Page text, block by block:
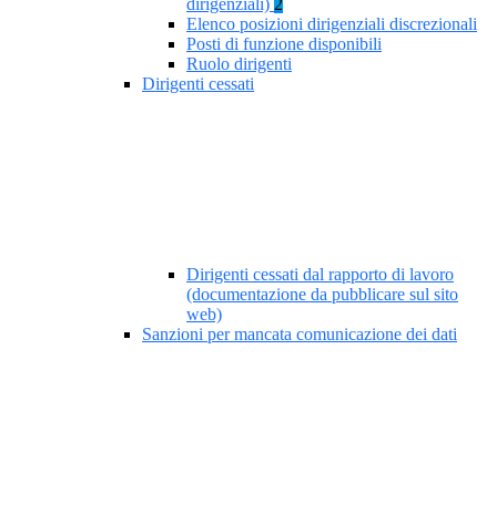
dirigenziali) 2
Elenco posizioni dirigenziali discrezionali
Posti di funzione disponibili
Ruolo dirigenti
Dirigenti cessati
Dirigenti cessati dal rapporto di lavoro
(documentazione da pubblicare sul sito
web)
Sanzioni per mancata comunicazione dei dati